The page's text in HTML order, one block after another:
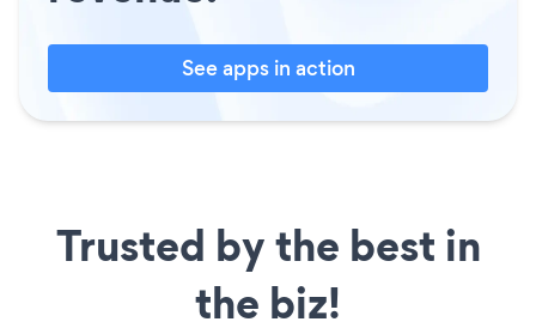
See apps in action
Trusted by the best in
the biz!